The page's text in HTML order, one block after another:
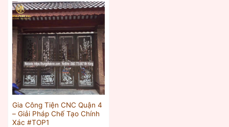
Gia Công Tiện CNC Quận 4
– Giải Pháp Chế Tạo Chính
Xác #TOP1